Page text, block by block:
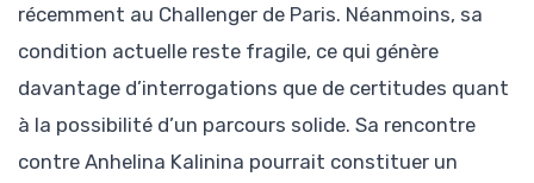
récemment au Challenger de Paris. Néanmoins, sa
condition actuelle reste fragile, ce qui génère
davantage d’interrogations que de certitudes quant
à la possibilité d’un parcours solide. Sa rencontre
contre Anhelina Kalinina pourrait constituer un